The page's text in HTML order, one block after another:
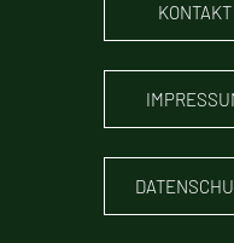
KONTAKT